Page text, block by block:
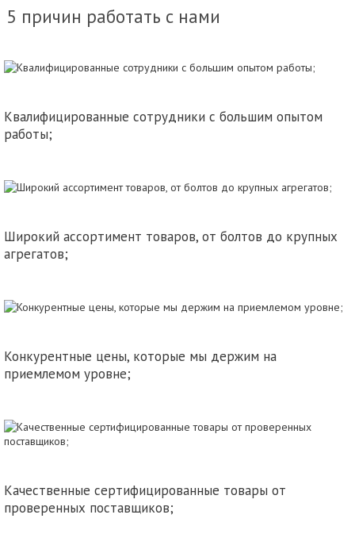
5 причин работать с нами
Квалифицированные сотрудники с большим опытом
работы;
Широкий ассортимент товаров, от болтов до крупных
агрегатов;
Конкурентные цены, которые мы держим на
приемлемом уровне;
Качественные сертифицированные товары от
проверенных поставщиков;